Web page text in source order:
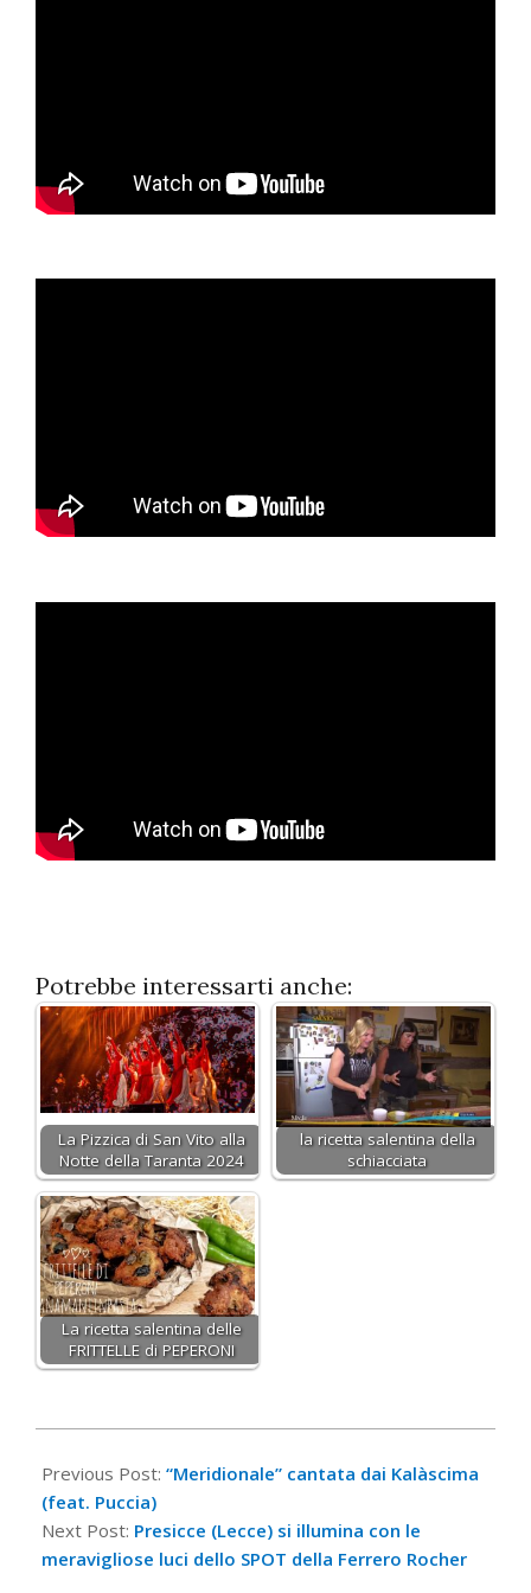
Potrebbe interessarti anche:
La Pizzica di San Vito alla
Notte della Taranta 2024
la ricetta salentina della
schiacciata
La ricetta salentina delle
FRITTELLE di PEPERONI
11-
21
Previous Post: “Meridionale” cantata dai Kalàscima
(feat. Puccia)
Next Post: Presicce (Lecce) si illumina con le
meravigliose luci dello SPOT della Ferrero Rocher